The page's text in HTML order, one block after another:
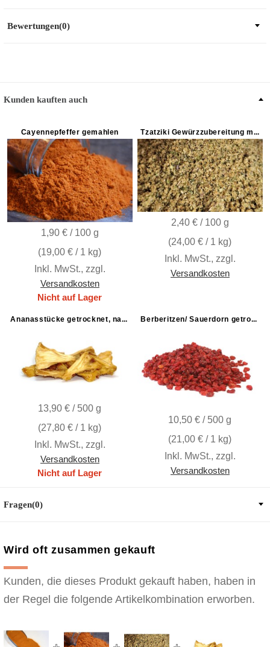
Bewertungen(0)
Kunden kauften auch
Cayennepfeffer gemahlen
1,90 € / 100 g
(19,00 € / 1 kg)
Inkl. MwSt., zzgl.
Versandkosten
Nicht auf Lager
Tzatziki Gewürzzubereitung mit Salz
2,40 € / 100 g
(24,00 € / 1 kg)
Inkl. MwSt., zzgl.
Versandkosten
Ananasstücke getrocknet, natur
13,90 € / 500 g
(27,80 € / 1 kg)
Inkl. MwSt., zzgl.
Versandkosten
Nicht auf Lager
Berberitzen/ Sauerdorn getrocknet
10,50 € / 500 g
(21,00 € / 1 kg)
Inkl. MwSt., zzgl.
Versandkosten
Fragen(0)
Wird oft zusammen gekauft
Kunden, die dieses Produkt gekauft haben, haben in
der Regel die folgende Artikelkombination erworben.